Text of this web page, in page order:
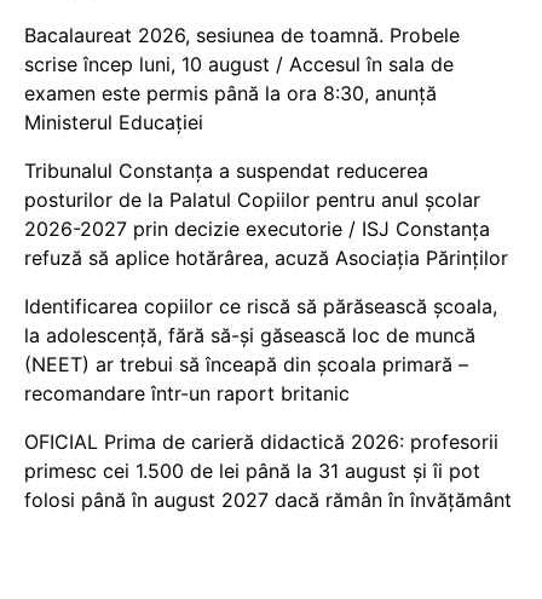
Bacalaureat 2026, sesiunea de toamnă. Probele
scrise încep luni, 10 august / Accesul în sala de
examen este permis până la ora 8:30, anunță
Ministerul Educației
Tribunalul Constanța a suspendat reducerea
posturilor de la Palatul Copiilor pentru anul școlar
2026-2027 prin decizie executorie / ISJ Constanța
refuză să aplice hotărârea, acuză Asociația Părinților
Identificarea copiilor ce riscă să părăsească școala,
la adolescență, fără să-și găsească loc de muncă
(NEET) ar trebui să înceapă din școala primară –
recomandare într-un raport britanic
OFICIAL Prima de carieră didactică 2026: profesorii
primesc cei 1.500 de lei până la 31 august și îi pot
folosi până în august 2027 dacă rămân în învățământ